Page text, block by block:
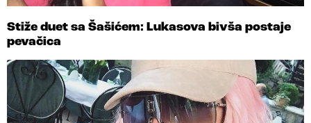
Stiže duet sa Šašićem: Lukasova bivša postaje
pevačica